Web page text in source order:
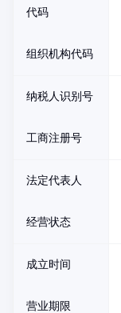
代码
组织机构代码
纳税人识别号
工商注册号
法定代表人
经营状态
成立时间
营业期限